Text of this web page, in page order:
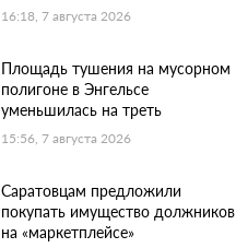
16:18, 7 августа 2026
Площадь тушения на мусорном
полигоне в Энгельсе
уменьшилась на треть
15:56, 7 августа 2026
Саратовцам предложили
покупать имущество должников
на «маркетплейсе»